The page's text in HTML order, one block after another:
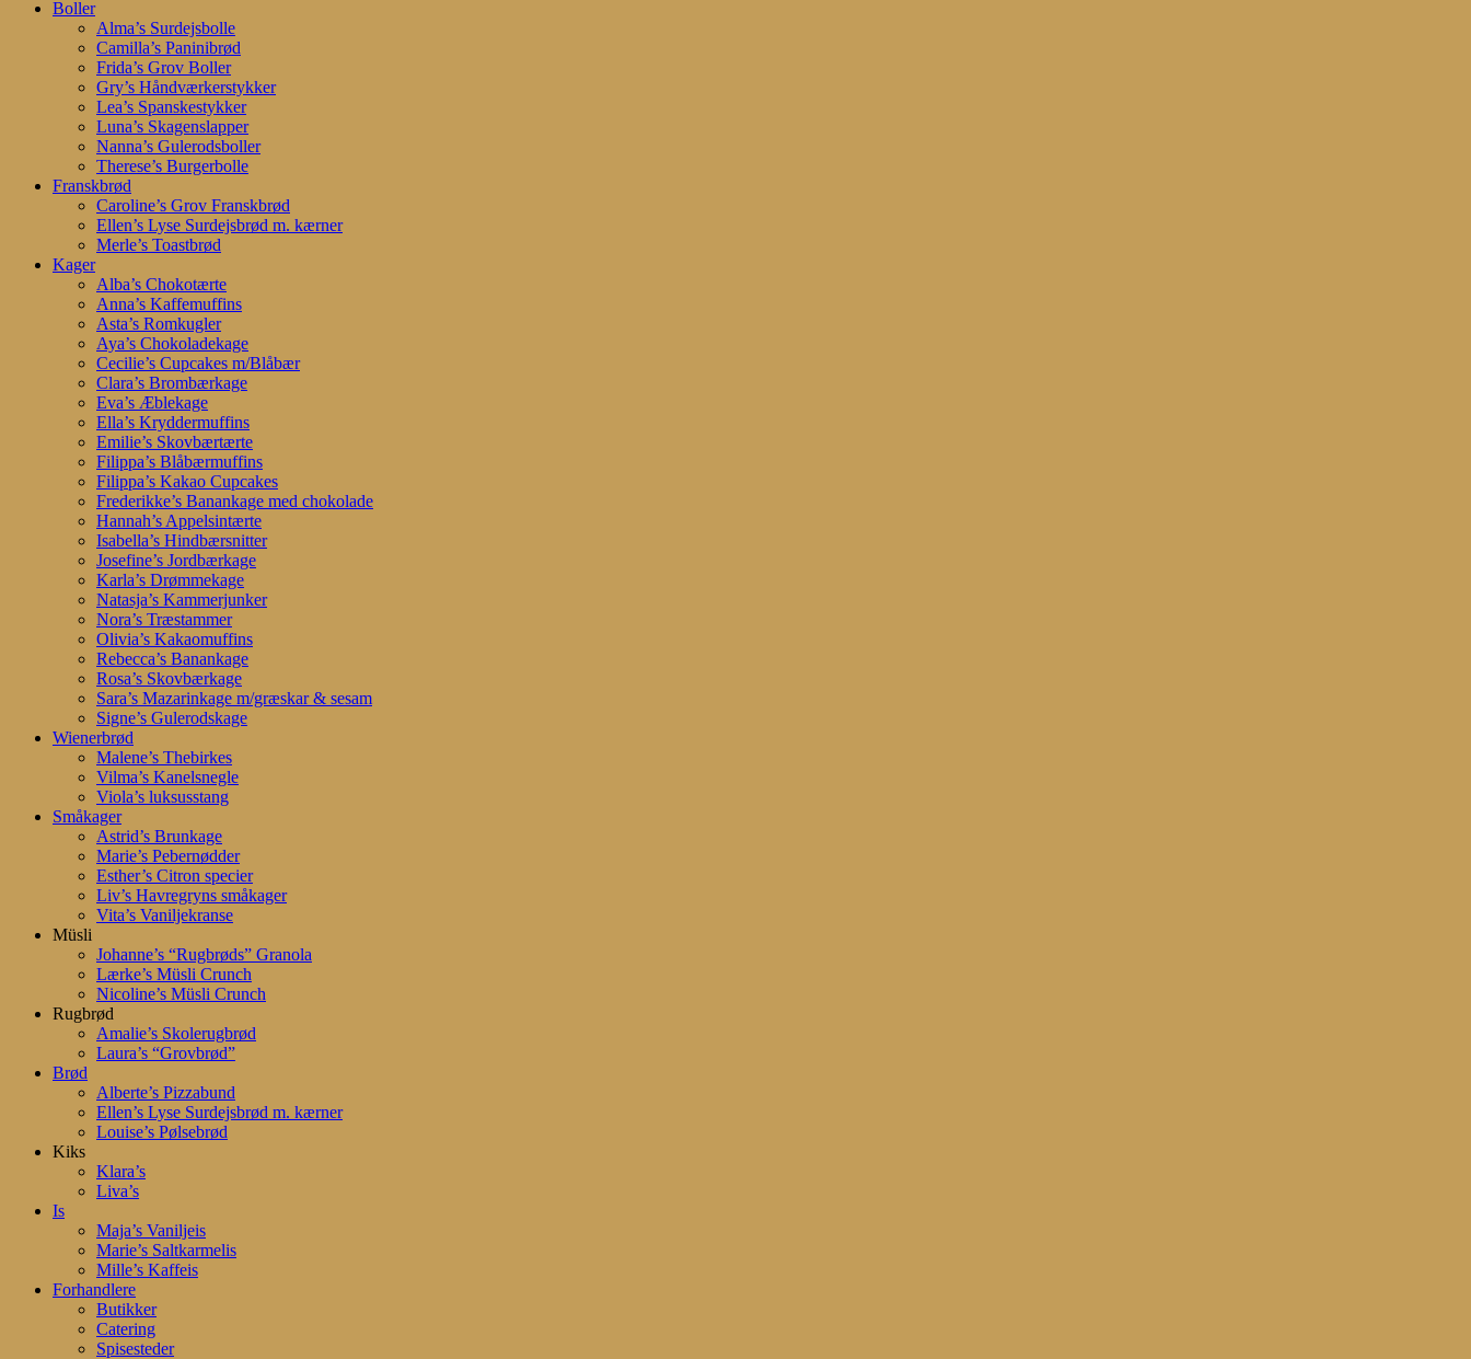
search
account
Menu
Boller
Alma’s Surdejsbolle
Camilla’s Paninibrød
Frida’s Grov Boller
Gry’s Håndværkerstykker
Lea’s Spanskestykker
Luna’s Skagenslapper
Nanna’s Gulerodsboller
Therese’s Burgerbolle
Franskbrød
Caroline’s Grov Franskbrød
Ellen’s Lyse Surdejsbrød m. kærner
Merle’s Toastbrød
Kager
Alba’s Chokotærte
Anna’s Kaffemuffins
Asta’s Romkugler
Aya’s Chokoladekage
Cecilie’s Cupcakes m/Blåbær
Clara’s Brombærkage
Eva’s Æblekage
Ella’s Kryddermuffins
Emilie’s Skovbærtærte
Filippa’s Blåbærmuffins
Filippa’s Kakao Cupcakes
Frederikke’s Banankage med chokolade
Hannah’s Appelsintærte
Isabella’s Hindbærsnitter
Josefine’s Jordbærkage
Karla’s Drømmekage
Natasja’s Kammerjunker
Nora’s Træstammer
Olivia’s Kakaomuffins
Rebecca’s Banankage
Rosa’s Skovbærkage
Sara’s Mazarinkage m/græskar & sesam
Signe’s Gulerodskage
Wienerbrød
Malene’s Thebirkes
Vilma’s Kanelsnegle
Viola’s luksusstang
Småkager
Astrid’s Brunkage
Marie’s Pebernødder
Esther’s Citron specier
Liv’s Havregryns småkager
Vita’s Vaniljekranse
Müsli
Johanne’s “Rugbrøds” Granola
Lærke’s Müsli Crunch
Nicoline’s Müsli Crunch
Rugbrød
Amalie’s Skolerugbrød
Laura’s “Grovbrød”
Brød
Alberte’s Pizzabund
Ellen’s Lyse Surdejsbrød m. kærner
Louise’s Pølsebrød
Kiks
Klara’s
Liva’s
Is
Maja’s Vaniljeis
Marie’s Saltkarmelis
Mille’s Kaffeis
Forhandlere
Butikker
Catering
Spisesteder